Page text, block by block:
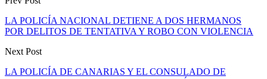
LA POLICÍA NACIONAL DETIENE A DOS HERMANOS
POR DELITOS DE TENTATIVA Y ROBO CON VIOLENCIA
Next Post
LA POLICÍA DE CANARIAS Y EL CONSULADO DE